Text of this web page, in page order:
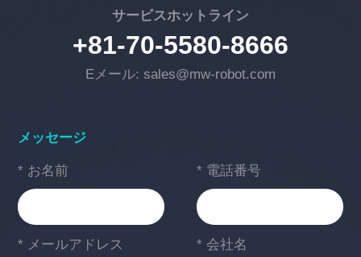
サービスホットライン
+81-70-5580-8666
Eメール: sales@mw-robot.com
メッセージ
* お名前 * 電話番号
* メールアドレス * 会社名